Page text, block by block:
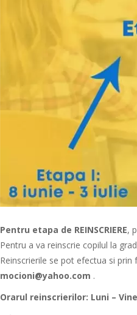
Pentru etapa de REINSCRIERE,
Pentru a va reinscrie copilul la
Reinscrierile se pot efectua si
mocioni@yahoo.com .
Orarul reinscrierilor: Luni –